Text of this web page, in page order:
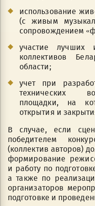
использование
(с живым
сопровождением
участие лучших
коллективов
области;
учет при
технических
площадки, на
открытия и
В случае, если
победителем
(коллектив авторов)
формирование
и работу по
а также по
организаторов
подготовке и